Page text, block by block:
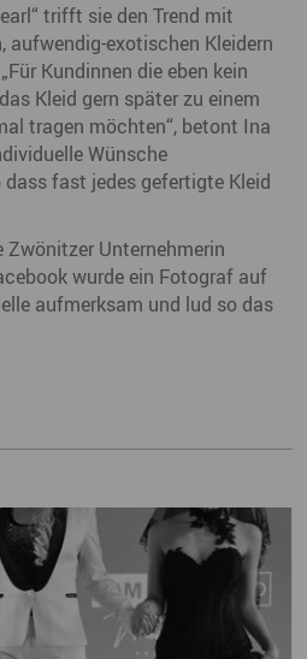
trifft sie den Trend mit
aufwendig-exotischen Kleidern
Kundinnen die eben kein
Kleid gern später zu einem
tragen möchten“, betont Ina
Wünsche
fast jedes gefertigte Kleid
Unternehmerin
wurde ein Fotograf auf
aufmerksam und lud so das